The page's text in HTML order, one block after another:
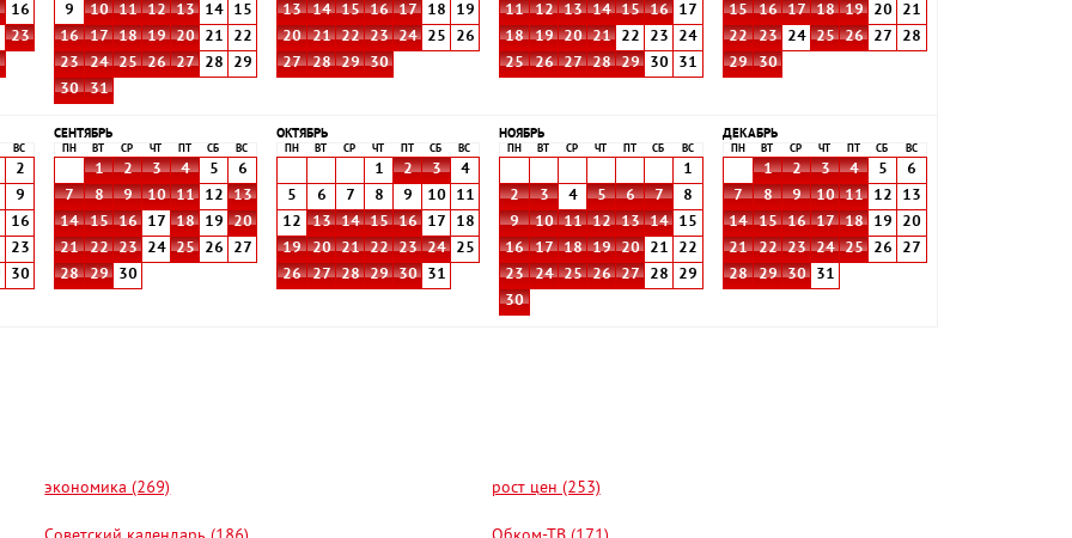
16
23
9
10 11 12 13 14
15
16
17 18 19 20 21
22
23
24 25 26 27 28
29
30
31
13
14 15 16 17 18
19
20
21 22 23 24 25
26
27
28 29 30
11
12 13 14 15 16
17
18
19 20 21 22 23
24
25
26 27 28 29 30 31
15
16 17 18 19 20
21
22
23 24 25 26 27
28
29
30
ВС
2
9
16
23
30
СЕНТЯБРЬ
ПН ВТ СР ЧТ СБ ВС
1 2 3 4 5
6
7
8 9 10 11 12
13
14
15 16 17 18 19
20
21
22 23 24 25 26
27
28
29 30
ОКТЯБРЬ
ПН ВТ СР ЧТ СБ ВС
1 2 3
4
5
6 7 8 9 10
11
12
13 14 15 16 17
18
19
20 21 22 23 24
25
26
27 28 29 30 31
НОЯБРЬ
ПН ВТ СР ЧТ СБ ВС
1
2
3 4 5 6 7
8
9
10 11 12 13 14
15
16
17 18 19 20 21
22
23
24 25 26 27 28
29
30
ДЕКАБРЬ
ПН ВТ СР ЧТ СБ ВС
1 2 3 4 5
6
7
8 9 10 11 12
13
14
15 16 17 18 19
20
21
22 23 24 25 26
27
28
29 30 31
экономика (269) рост цен (253)